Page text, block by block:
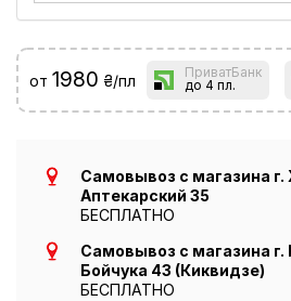
от 1980 ₴/пл
ПриватБанк
до 4 пл.
Самовывоз с магазина г.
Аптекарский 35
БЕСПЛАТНО
Самовывоз с магазина г.
Бойчука 43 (Киквидзе)
БЕСПЛАТНО